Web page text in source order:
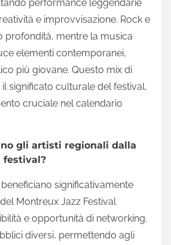
performance leggendarie
e improvvisazione. Rock e
profondità, mentre la musica
elementi contemporanei,
più giovane. Questo mix di
significato culturale del festival,
cruciale nel calendario
gli artisti regionali dalla
festival?
significativamente
Montreux Jazz Festival
e opportunità di networking.
diversi, permettendo agli